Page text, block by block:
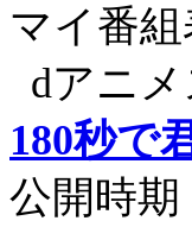
マイ番
dアニ
180秒で
公開時期